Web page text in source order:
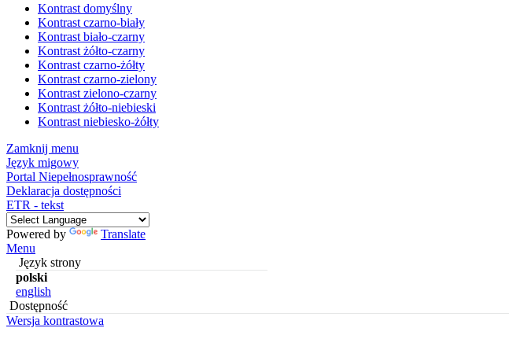
Kontrast domyślny
Kontrast czarno-biały
Kontrast biało-czarny
Kontrast żółto-czarny
Kontrast czarno-żółty
Kontrast czarno-zielony
Kontrast zielono-czarny
Kontrast żółto-niebieski
Kontrast niebiesko-żółty
Zamknij menu
Język migowy
Portal Niepełnosprawność
Deklaracja dostępności
ETR - tekst
Powered by
Translate
Menu
Język strony
polski
english
Dostępność
Wersja kontrastowa